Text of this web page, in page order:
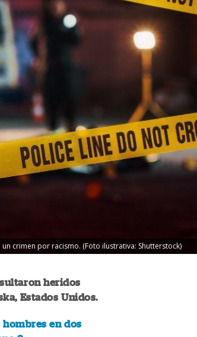
crimen por racismo. (Foto ilustrativa: Shutterstock)
heridos
Estados Unidos.
hombres en dos